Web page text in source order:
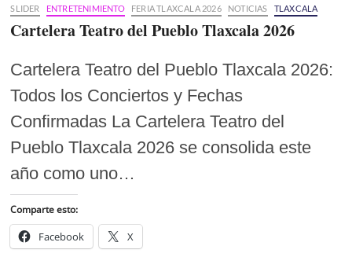
SLIDER ENTRETENIMIENTO FERIA TLAXCALA 2026 NOTICIAS TLAXCALA
Cartelera Teatro del Pueblo Tlaxcala 2026
Cartelera Teatro del Pueblo Tlaxcala 2026:
Todos los Conciertos y Fechas
Confirmadas La Cartelera Teatro del
Pueblo Tlaxcala 2026 se consolida este
año como uno…
Comparte esto:
Facebook X